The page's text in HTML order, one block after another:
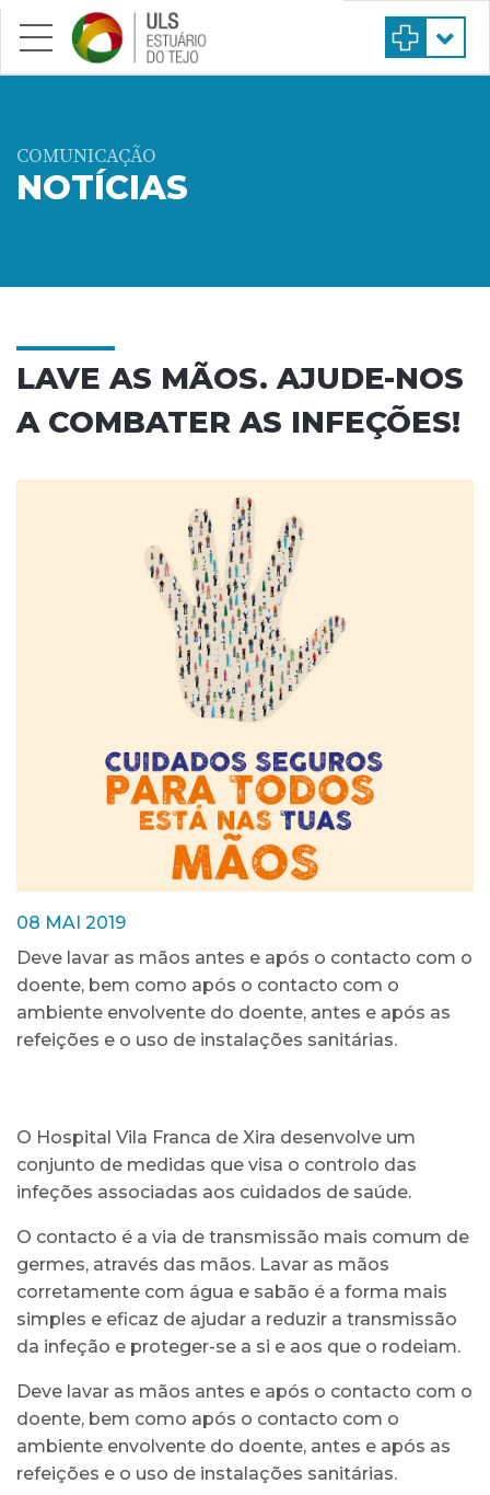
Saltar para conteúdo principal
COMUNICAÇÃO
NOTÍCIAS
LAVE AS MÃOS. AJUDE-NOS
A COMBATER AS INFEÇÕES!
08 MAI 2019
Deve lavar as mãos antes e após o contacto com o
doente, bem como após o contacto com o
ambiente envolvente do doente, antes e após as
refeições e o uso de instalações sanitárias.
O Hospital Vila Franca de Xira desenvolve um
conjunto de medidas que visa o controlo das
infeções associadas aos cuidados de saúde.
O contacto é a via de transmissão mais comum de
germes, através das mãos. Lavar as mãos
corretamente com água e sabão é a forma mais
simples e eficaz de ajudar a reduzir a transmissão
da infeção e proteger-se a si e aos que o rodeiam.
Deve lavar as mãos antes e após o contacto com o
doente, bem como após o contacto com o
ambiente envolvente do doente, antes e após as
refeições e o uso de instalações sanitárias.